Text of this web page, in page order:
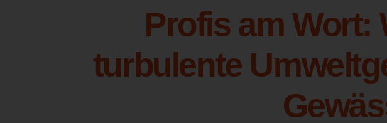
Profis am Wort:
turbulente